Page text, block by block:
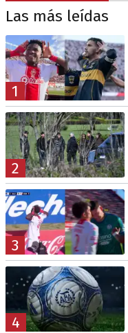
Las más leídas
1
2
3
4